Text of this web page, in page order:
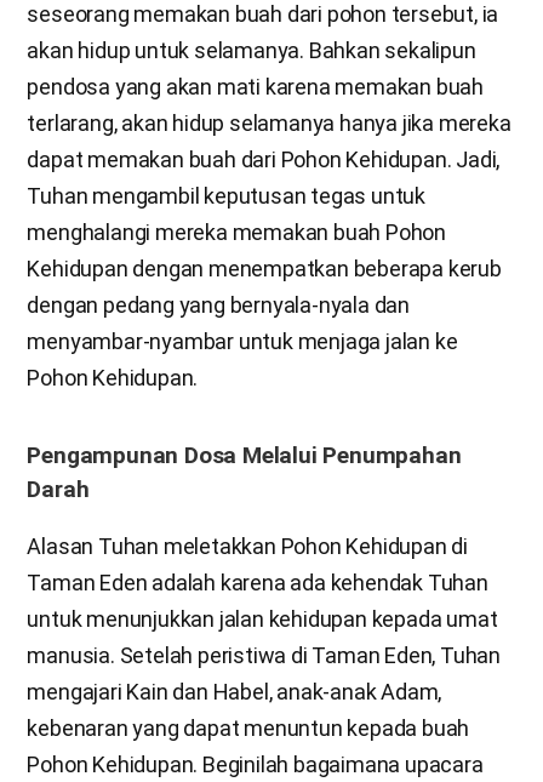
seseorang memakan buah dari pohon tersebut, ia
akan hidup untuk selamanya. Bahkan sekalipun
pendosa yang akan mati karena memakan buah
terlarang, akan hidup selamanya hanya jika mereka
dapat memakan buah dari Pohon Kehidupan. Jadi,
Tuhan mengambil keputusan tegas untuk
menghalangi mereka memakan buah Pohon
Kehidupan dengan menempatkan beberapa kerub
dengan pedang yang bernyala-nyala dan
menyambar-nyambar untuk menjaga jalan ke
Pohon Kehidupan.
Pengampunan Dosa Melalui Penumpahan
Darah
Alasan Tuhan meletakkan Pohon Kehidupan di
Taman Eden adalah karena ada kehendak Tuhan
untuk menunjukkan jalan kehidupan kepada umat
manusia. Setelah peristiwa di Taman Eden, Tuhan
mengajari Kain dan Habel, anak-anak Adam,
kebenaran yang dapat menuntun kepada buah
Pohon Kehidupan. Beginilah bagaimana upacara